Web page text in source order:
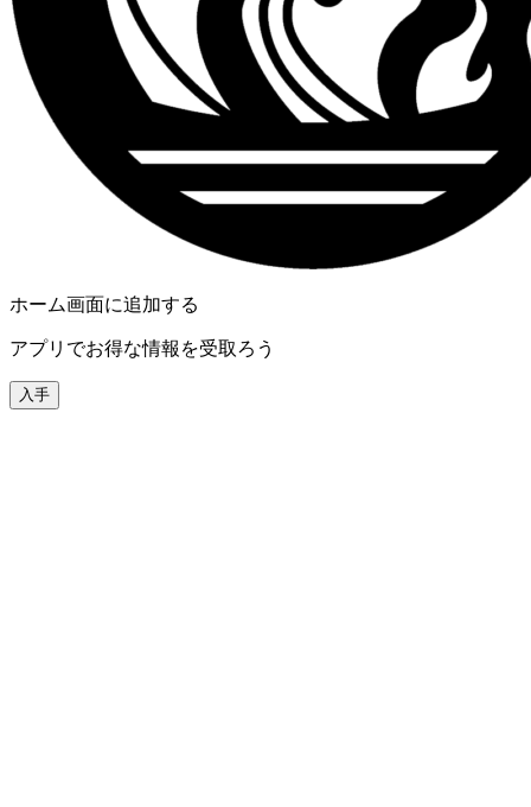
ホーム画面に追加する
アプリでお得な情報を受取ろう
入手